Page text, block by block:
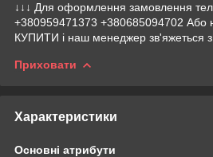
↓↓↓ Для оформлення замовлення
+380959471373 +380685094702 Або
КУПИТИ і наш менеджер зв'яжеться
Приховати
Характеристики
Основні атрибути